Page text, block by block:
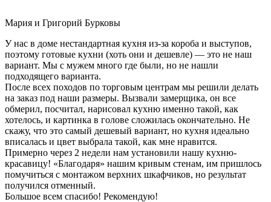
Мария и Григорий Бурковы
У нас в доме нестандартная кухня из-за короба и выступов,
поэтому готовые кухни (хоть они и дешевле) — это не наш
вариант. Мы с мужем много где были, но не нашли
подходящего варианта.
После всех походов по торговым центрам мы решили делать
на заказ под наши размеры. Вызвали замерщика, он все
обмерил, посчитал, нарисовал кухню именно такой, как
хотелось, и картинка в голове сложилась окончательно. Не
скажу, что это самый дешевый вариант, но кухня идеально
вписалась и цвет выбрала такой, как мне нравится.
Примерно через 2 недели нам установили нашу кухню-
красавицу! «Благодаря» нашим кривым стенам, им пришлось
помучиться с монтажом верхних шкафчиков, но результат
получился отменный.
Большое всем спасибо! Рекомендую!